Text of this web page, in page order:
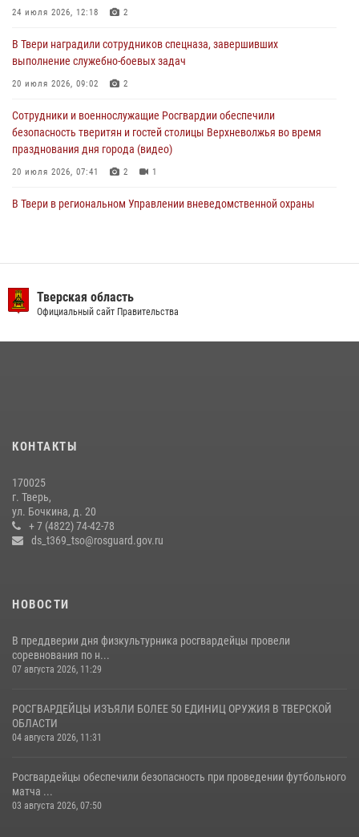
24 июля 2026, 12:18 2
Росгвардейцы оказали помощь водителю на дороге в городе Кашин
22 июля 2026, 08:35
24 июля 2026, 12:18 2
В Твери наградили сотрудников спецназа, завершивших
выполнение служебно-боевых задач
20 июля 2026, 09:02 2
Сотрудники и военнослужащие Росгвардии обеспечили
безопасность тверитян и гостей столицы Верхневолжья во время
празднования дня города (видео)
20 июля 2026, 07:41 2 1
В Твери в региональном Управлении вневедомственной охраны
10 июля 2026, 08:44 1
(видео)
Росгвардейцы оказали помощь водителю на дороге в городе Кашин
22 июля 2026, 08:35
Тверская область
Официальный сайт Правительства
КОНТАКТЫ
170025
г. Тверь,
ул. Бочкина, д. 20
+ 7 (4822) 74-42-78
ds_t369_tso@rosguard.gov.ru
НОВОСТИ
В преддверии дня физкультурника росгвардейцы провели
соревнования по н...
07 августа 2026, 11:29
РОСГВАРДЕЙЦЫ ИЗЪЯЛИ БОЛЕЕ 50 ЕДИНИЦ ОРУЖИЯ В ТВЕРСКОЙ
ОБЛАСТИ
04 августа 2026, 11:31
Росгвардейцы обеспечили безопасность при проведении футбольного
матча ...
03 августа 2026, 07:50